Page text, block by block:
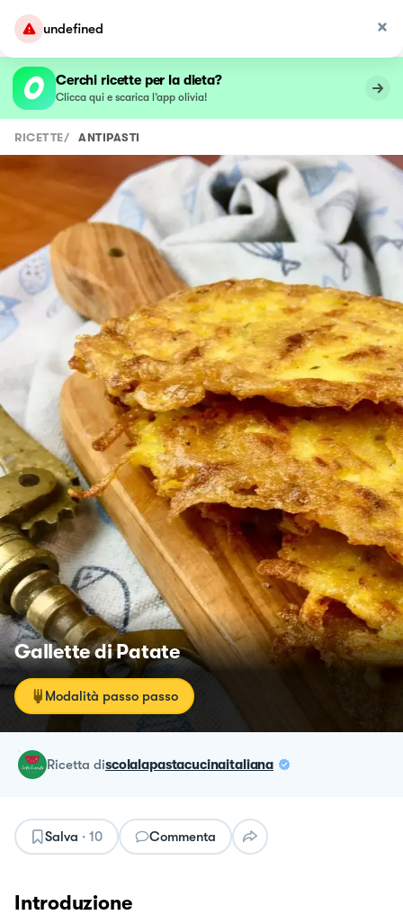
undefined
Cerchi ricette per la dieta?
Clicca qui e scarica l’app olivia!
RICETTE/ ANTIPASTI
Gallette di Patate
Modalità passo passo
ricetta discolalapastacucinaitaliana
Salva · 10 Commenta
Introduzione